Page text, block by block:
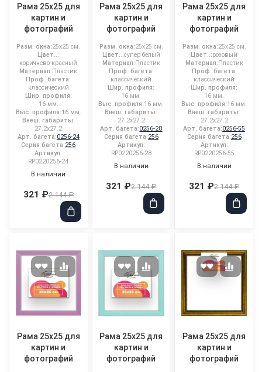
Рама 25x25 для
картин и
фотографий
Разм. окна:25x25 см.
Цвет..:
коричнево-красный
Материал:Пластик
Проф. багета:
классический
Шир. профиля:
16 мм.
Выс. профиля:16 мм.
Внеш. габариты:
27.2x27.2
Арт. багета:0256-24
Серия багета:256
Артикул:
RP0220256-24
В наличии
321 ₽2 144 ₽
Рама 25x25 для
картин и
фотографий
Разм. окна:25x25 см.
Цвет..:супер белый
Материал:Пластик
Проф. багета:
классический
Шир. профиля:
16 мм.
Выс. профиля:16 мм.
Внеш. габариты:
27.2x27.2
Арт. багета:0256-28
Серия багета:256
Артикул:
RP0220256-28
В наличии
321 ₽2 144 ₽
Рама 25x25 для
картин и
фотографий
Разм. окна:25x25 см.
Цвет..:розовый
Материал:Пластик
Проф. багета:
классический
Шир. профиля:
16 мм.
Выс. профиля:16 мм.
Внеш. габариты:
27.2x27.2
Арт. багета:0256-55
Серия багета:256
Артикул:
RP0220256-55
В наличии
321 ₽2 144 ₽
Рама 25x25 для
картин и
фотографий
Рама 25x25 для
картин и
фотографий
Рама 25x25 для
картин и
фотографий